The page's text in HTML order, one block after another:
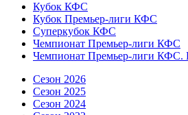
Кубок КФС
Кубок Премьер-лиги КФС
Суперкубок КФС
Чемпионат Премьер-лиги КФС
Чемпионат Премьер-лиги КФС.
Сезон 2026
Сезон 2025
Сезон 2024